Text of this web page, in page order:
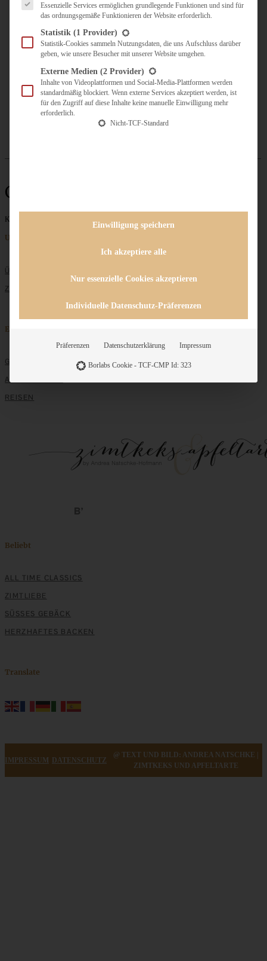
UNTERWEGS
KULINARISCH UNTERWEGS
ÜBER MICH
ZUSAMMENARBEIT
Cheeseboard
Keine Beiträge gefunden
Unternehmen
ÜBER MICH
ZUSAMMENARBEIT
Entdecken
GRUNDLAGEN
ALLE REZEPTE
REISEN
Beliebt
ALL TIME CLASSICS
ZIMTLIEBE
SÜSSES GEBÄCK
HERZHAFTES BACKEN
Translate
IMPRESSUM DATENSCHUTZ
@ TEXT UND BILD: ANDREA NATSCHKE |
ZIMTKEKS UND APFELTARTE
Essenzielle Services ermöglichen grundlegende Funktionen und sind für
das ordnungsgemäße Funktionieren der Website erforderlich.
Statistik (1 Provider)
Statistik-Cookies sammeln Nutzungsdaten, die uns Aufschluss darüber
geben, wie unsere Besucher mit unserer Website umgehen.
Externe Medien (2 Provider)
Inhalte von Videoplattformen und Social-Media-Plattformen werden
standardmäßig blockiert. Wenn externe Services akzeptiert werden, ist
für den Zugriff auf diese Inhalte keine manuelle Einwilligung mehr
erforderlich.
Nicht-TCF-Standard
Einwilligung speichern
Ich akzeptiere alle
Nur essenzielle Cookies akzeptieren
Individuelle Datenschutz-Präferenzen
Präferenzen Datenschutzerklärung Impressum
Borlabs Cookie - TCF-CMP Id: 323